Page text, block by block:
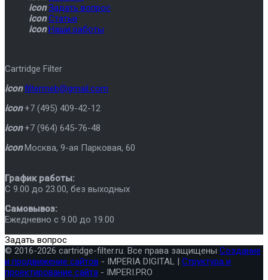
icon Задать вопрос
icon Статьи
icon Наши работы
Cartridge Filter
icon filtermeb@gmail.com
icon +7 (495) 409-42-12
icon +7 (964) 645-76-48
icon Москва, 9-ая Парковая, 60
График работы:
C 9.00 до 23.00, без выходных
Самовывоз:
Ежедневно с 9.00 до 19.00
Задать вопрос
© 2016-2026 cartridge-filter.ru. Все права защищены Создание
и продвижение сайтов - IMPERIA DIGITAL | Структура и
проектирование сайта - IMPERI.PRO